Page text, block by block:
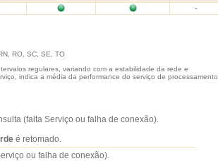
-
RO, SC, SE, TO
regulares, variando com a estabilidade da rede e
indica a média da performance do serviço de processamento
(falta Serviço ou falha de conexão).
é retomado.
ou falha de conexão).